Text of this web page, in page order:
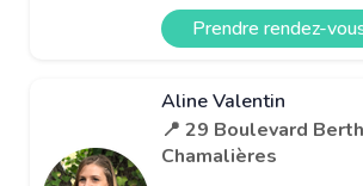
Prendre rendez-
Aline Valentin
📍 29 Boulevard
Chamalières